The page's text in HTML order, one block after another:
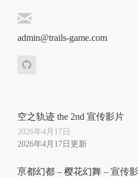
admin@trails-game.com
空之轨迹 the 2nd 宣传影片
2026年4月17日
2026年4月17日更新
亰都幻都 – 樱花幻舞 – 宣传